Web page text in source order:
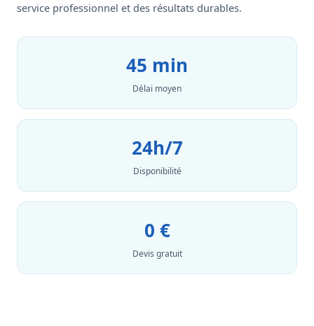
service professionnel et des résultats durables.
45 min
Délai moyen
24h/7
Disponibilité
0 €
Devis gratuit